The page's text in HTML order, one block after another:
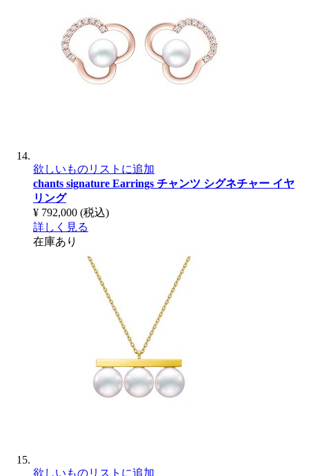
欲しいものリストに追加
chants signature Earrings チャンツ シグネチャー イヤ
リング
¥ 792,000 (税込)
詳しく見る
在庫あり
欲しいものリストに追加